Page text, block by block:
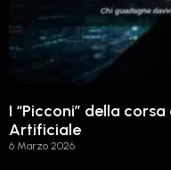
I “Picconi” della corsa
Artificiale
6 Marzo 2026